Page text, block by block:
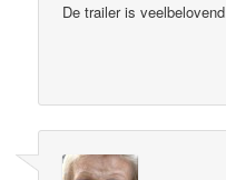
De trailer is